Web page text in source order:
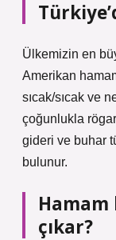
Ülkemizin en
Amerikan
sıcak/sıcak ve
çoğunlukla
gideri ve buhar
bulunur.
Hamam
çıkar?